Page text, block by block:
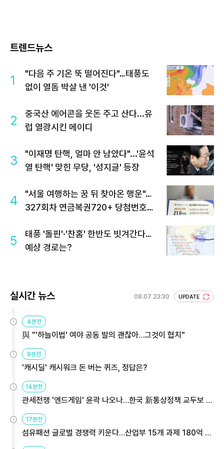
트렌드뉴스
1
"다음 주 기온 뚝 떨어진다"…태풍도
없이 열돔 박살 낸 '이것'
2
중국산 에어콘을 웃돈 주고 산다...유
럽 열광시킨 메이디
3
"이재명 탄핵, 얼마 안 남았다"...'윤석
열 탄핵' 맞힌 무당, '성지글' 등장
4
"서울 여행하는 꿈 뒤 찾아온 행운"…
327회차 연금복권720+ 당첨번호조
5
태풍 '돌핀'·'찬홈' 한반도 빗겨간다…
예상 경로는?
실시간 뉴스 08.07 23:30 UPDATE
4분전
與 "'하늘이법' 여야 공동 발의 괜찮아…그것이 협치"
9분전
'캐시딜' 캐시워크 돈 버는 퀴즈, 정답은?
14분전
관세전쟁 '엔드게임' 윤곽 나오나…한국 新통상정책 교두보 활
용해야
17분전
섬유패션 글로벌 경쟁력 키운다…산업부 15개 과제 180억 지
원